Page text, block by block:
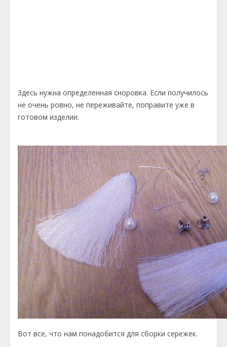
Здесь нужна определенная сноровка. Если получилось
не очень ровно, не переживайте, поправите уже в
готовом изделии.
Вот все, что нам понадобится для сборки сережек.